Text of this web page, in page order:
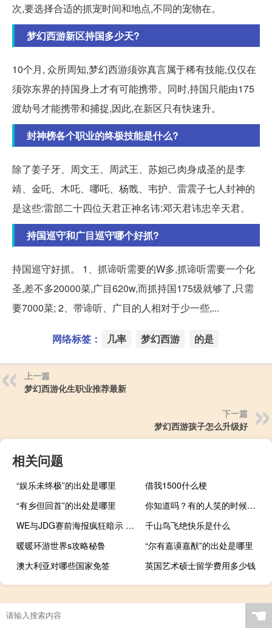
次,要选择合适的抓宠时间和地点,不同的宠物在。
梦幻西游新区持国多少天?
10个月, 众所周知,梦幻西游须弥真言属于稀有技能,仅仅在
须弥东界的持国身上才有可能携带。同时,持国只能由175
渡劫号才能携带和捕捉,因此,在新区只有快速升。
封神榜各个职业的终极技能是什么?
除了姜子牙、周文王、周武王、苏妲己肉身成圣的是李
靖、金吒、木吒、哪吒、杨戬、韦护、雷震子七人封神的
是这些:雷部二十四位天君正神名讳:邓天君讳忠辛天君。
持国巡守和广目巡守哪个好抓?
持国巡守好抓。 1、抓谛听需要的W多,抓谛听需要一个化
圣,差不多20000菜,广目620w,而抓持国175级就够了,只需
要7000菜; 2、带谛听、广目的人相对于少一些,...
网络标签： 几率 梦幻西游 的是
上一篇
梦幻西游化生职业推荐最新
下一篇
梦幻西游孩子怎么升级好
相关问题
“娱乐未终极”的出处是哪里
借我1500什么梗
“有乡但回首”的出处是哪里
你知道吗？有的人笑的时候舌头是向上翘的什么梗
WE与JDG赛前海报疯狂暗示 蓝老板回应死磕到底什么梗
千山鸟飞绝快乐是什么
暖暖环游世界s攻略秘鲁
“尔有嘉谟嘉猷”的出处是哪里
澳大利亚对哪些国家免签
英国艺术硕士留学费用多少钱
☚